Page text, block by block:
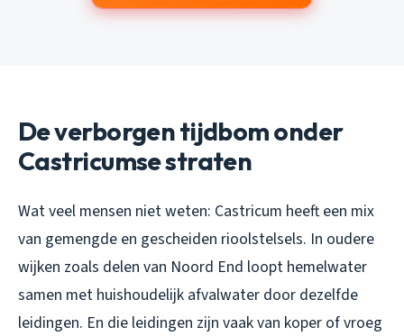
De verborgen tijdbom onder
Castricumse straten
Wat veel mensen niet weten: Castricum heeft een mix
van gemengde en gescheiden rioolstelsels. In oudere
wijken zoals delen van Noord End loopt hemelwater
samen met huishoudelijk afvalwater door dezelfde
leidingen. En die leidingen zijn vaak van koper of vroeg